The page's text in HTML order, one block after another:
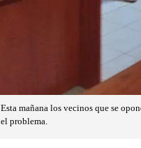
Esta mañana los vecinos que se
el problema.